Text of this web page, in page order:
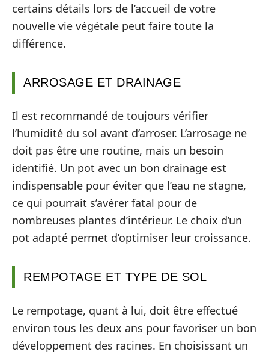
certains détails lors de l’accueil de votre
nouvelle vie végétale peut faire toute la
différence.
ARROSAGE ET DRAINAGE
Il est recommandé de toujours vérifier
l’humidité du sol avant d’arroser. L’arrosage ne
doit pas être une routine, mais un besoin
identifié. Un pot avec un bon drainage est
indispensable pour éviter que l’eau ne stagne,
ce qui pourrait s’avérer fatal pour de
nombreuses plantes d’intérieur. Le choix d’un
pot adapté permet d’optimiser leur croissance.
REMPOTAGE ET TYPE DE SOL
Le rempotage, quant à lui, doit être effectué
environ tous les deux ans pour favoriser un bon
développement des racines. En choisissant un